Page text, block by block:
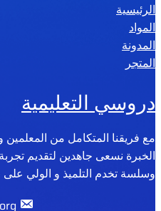
الرئيسية
المواد
المدونة
المتجر
دروسي التعليمية
مع فريقنا المتكامل من المعلمين
الخبرة نسعى جاهدين لتقديم
وسلسة تخدم التلميذ و الولي